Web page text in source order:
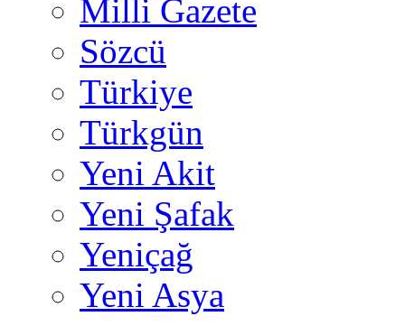
Milli Gazete
Sözcü
Türkiye
Türkgün
Yeni Akit
Yeni Şafak
Yeniçağ
Yeni Asya